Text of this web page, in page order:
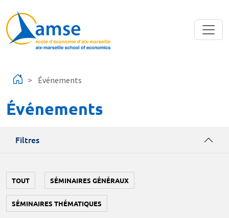
Événements
Événements
Filtres
TOUT SÉMINAIRES GÉNÉRAUX
SÉMINAIRES THÉMATIQUES